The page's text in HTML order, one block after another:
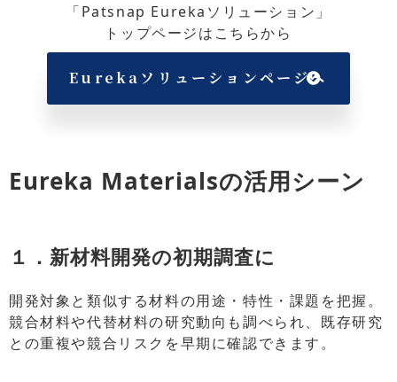
「Patsnap Eurekaソリューション」
トップページはこちらから
Eurekaソリューションページへ
Eureka Materialsの活用シーン
１．新材料開発の初期調査に
開発対象と類似する材料の用途・特性・課題を把握。
競合材料や代替材料の研究動向も調べられ、既存研究
との重複や競合リスクを早期に確認できます。